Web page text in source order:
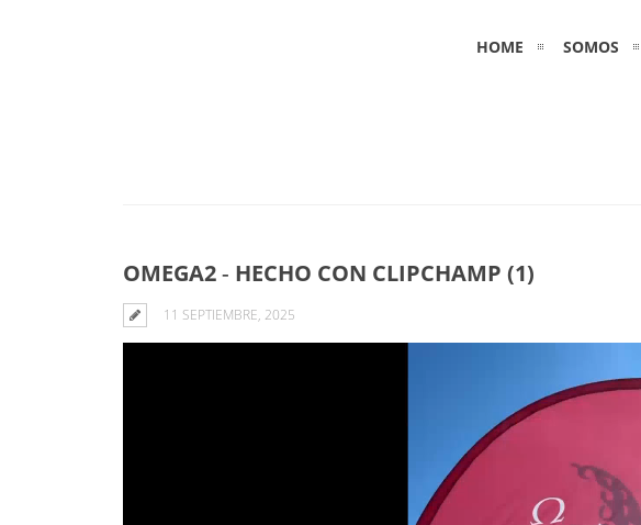
HOME SOMOS
OMEGA2 ‐ HECHO CON CLIPCHAMP (1)
11 SEPTIEMBRE, 2025